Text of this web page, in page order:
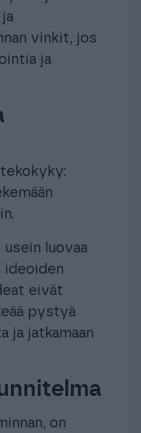
vinkit, jos
ja
luovaa
ideoiden
eivät
pystyä
ja jatkamaan
on